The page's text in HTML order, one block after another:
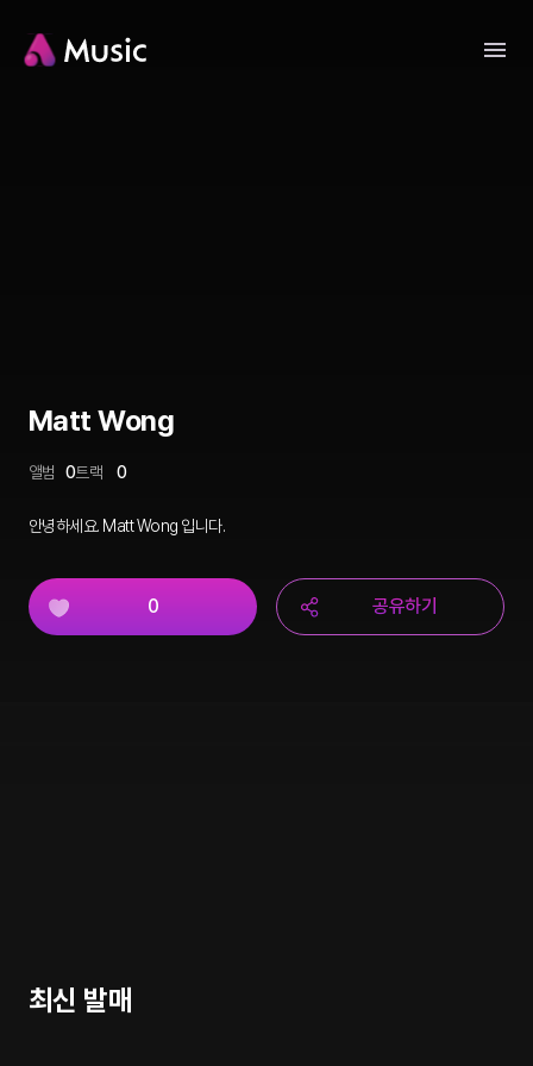
Matt Wong
앨범 0트랙 0
안녕하세요. Matt Wong 입니다.
0 공유하기
최신 발매